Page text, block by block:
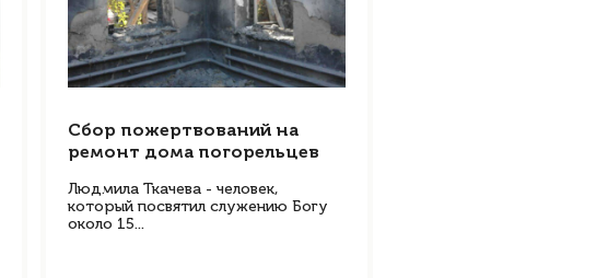
Сбор пожертвований на
ремонт дома погорельцев
Людмила Ткачева - человек,
который посвятил служению Богу
около 15...